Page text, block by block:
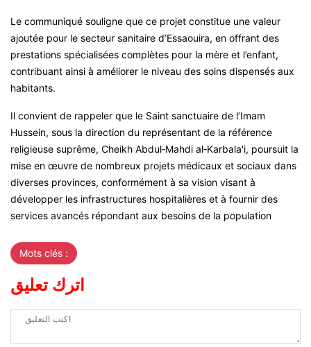
Le communiqué souligne que ce projet constitue une valeur
ajoutée pour le secteur sanitaire d’Essaouira, en offrant des
prestations spécialisées complètes pour la mère et l’enfant,
contribuant ainsi à améliorer le niveau des soins dispensés aux
habitants.
Il convient de rappeler que le Saint sanctuaire de l’Imam
Hussein, sous la direction du représentant de la référence
religieuse suprême, Cheikh Abdul‑Mahdi al‑Karbala'i, poursuit la
mise en œuvre de nombreux projets médicaux et sociaux dans
diverses provinces, conformément à sa vision visant à
développer les infrastructures hospitalières et à fournir des
services avancés répondant aux besoins de la population
Mots clés :
اترك تعليق